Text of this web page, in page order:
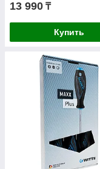
13 990 ₸
Купить